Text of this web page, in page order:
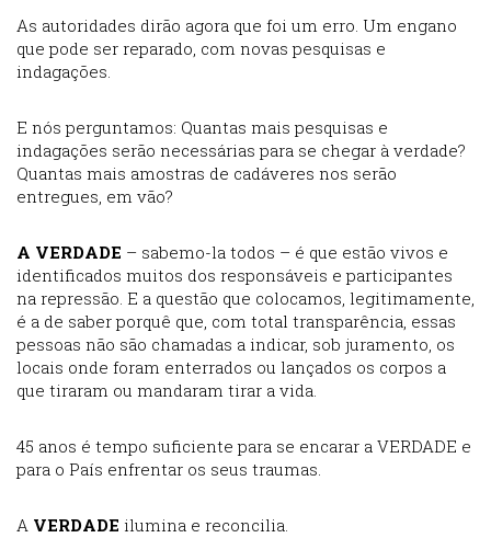
As autoridades dirão agora que foi um erro. Um engano
que pode ser reparado, com novas pesquisas e
indagações.
E nós perguntamos: Quantas mais pesquisas e
indagações serão necessárias para se chegar à verdade?
Quantas mais amostras de cadáveres nos serão
entregues, em vão?
A VERDADE – sabemo-la todos – é que estão vivos e
identificados muitos dos responsáveis e participantes
na repressão. E a questão que colocamos, legitimamente,
é a de saber porquê que, com total transparência, essas
pessoas não são chamadas a indicar, sob juramento, os
locais onde foram enterrados ou lançados os corpos a
que tiraram ou mandaram tirar a vida.
45 anos é tempo suficiente para se encarar a VERDADE e
para o País enfrentar os seus traumas.
A VERDADE ilumina e reconcilia.